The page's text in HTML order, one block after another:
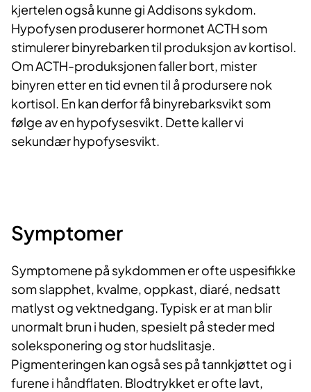
kjertelen også kunne gi Addisons sykdom.
Hypofysen produserer hormonet ACTH som
stimulerer binyrebarken til produksjon av kortisol.
Om ACTH-produksjonen faller bort, mister
binyren etter en tid evnen til å prodursere nok
kortisol. En kan derfor få binyrebarksvikt som
følge av en hypofysesvikt. Dette kaller vi
sekundær hypofysesvikt.
Symptomer
Symptomene på sykdommen er ofte uspesifikke
som slapphet, kvalme, oppkast, diaré, nedsatt
matlyst og vektnedgang. Typisk er at man blir
unormalt brun i huden, spesielt på steder med
soleksponering og stor hudslitasje.
Pigmenteringen kan også ses på tannkjøttet og i
furene i håndflaten. Blodtrykket er ofte lavt,